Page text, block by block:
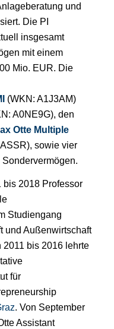
und
Die PI
insgesamt
mit einem
Mio. EUR. Die
(WKN: A1J3AM)
A0NE9G), den
Otte Multiple
sowie vier
bis 2018 Professor
Studiengang
und Außenwirtschaft
2011 bis 2016 lehrte
für
. Von Sep­tember
Assistant